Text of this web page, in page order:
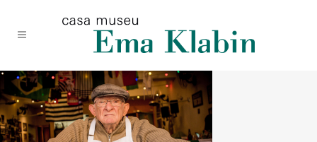
conteúdo
navegação
site